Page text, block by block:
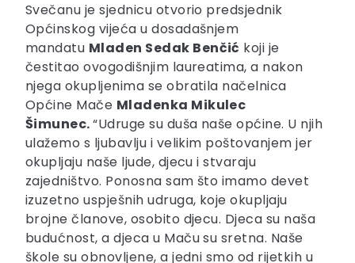
Svečanu je sjednicu otvorio predsjednik
Općinskog vijeća u dosadašnjem
mandatu Mladen Sedak Benčić koji je
čestitao ovogodišnjim laureatima, a nakon
njega okupljenima se obratila načelnica
Općine Mače Mladenka Mikulec
Šimunec.“Udruge su duša naše općine. U njih
ulažemo s ljubavlju i velikim poštovanjem jer
okupljaju naše ljude, djecu i stvaraju
zajedništvo. Ponosna sam što imamo devet
izuzetno uspješnih udruga, koje okupljaju
brojne članove, osobito djecu. Djeca su naša
budućnost, a djeca u Maču su sretna. Naše
škole su obnovljene, a jedni smo od rijetkih u